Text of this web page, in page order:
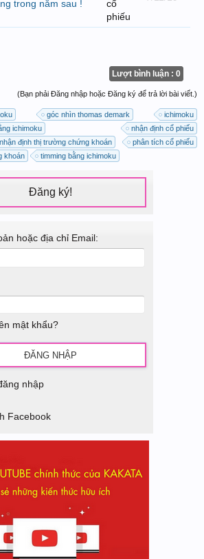
trong năm sau !
cổ
phiếu
Lượt bình luận : 0
(Bạn phải Đăng nhập hoặc Đăng ký để trả lời bài viết.)
góc nhìn thomas demark
ichimoku
ichimoku
nhận định cổ phiếu
nhận định thị trường chứng khoán
phân tích cổ phiếu
khoán
timming bằng ichimoku
Đăng ký!
hoặc địa chỉ Email:
mật khẩu?
nhập
Facebook